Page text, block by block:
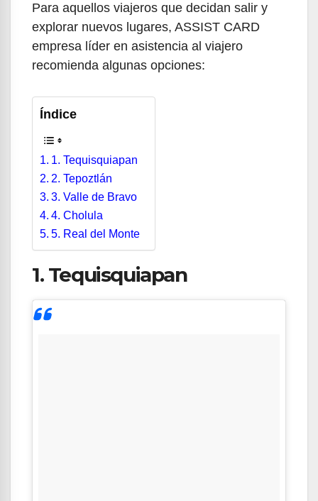
Para aquellos viajeros que decidan salir y
explorar nuevos lugares, ASSIST CARD
empresa líder en asistencia al viajero
recomienda algunas opciones:
Índice
1. Tequisquiapan
2. Tepoztlán
3. Valle de Bravo
4. Cholula
5. Real del Monte
1. Tequisquiapan